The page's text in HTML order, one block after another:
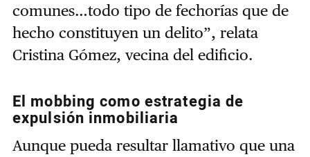
comunes…todo tipo de fechorías que de
hecho constituyen un delito”, relata
Cristina Gómez, vecina del edificio.
El mobbing como estrategia de
expulsión inmobiliaria
Aunque pueda resultar llamativo que una